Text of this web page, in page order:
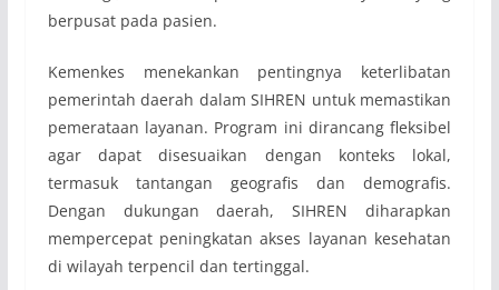
berpusat pada pasien.
Kemenkes menekankan pentingnya keterlibatan
pemerintah daerah dalam SIHREN untuk memastikan
pemerataan layanan. Program ini dirancang fleksibel
agar dapat disesuaikan dengan konteks lokal,
termasuk tantangan geografis dan demografis.
Dengan dukungan daerah, SIHREN diharapkan
mempercepat peningkatan akses layanan kesehatan
di wilayah terpencil dan tertinggal.